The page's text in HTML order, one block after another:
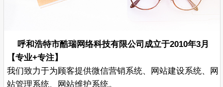
呼和浩特市酷瑞网络科技有限公司成立于2010年3月
【专业+专注】
我们致力于为顾客提供微信营销系统、网站建设系统、网
站管理系统、网站维护系统。